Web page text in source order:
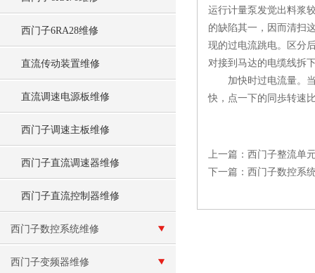
西门子6RA28维修
直流传动装置维修
直流调速电源板维修
西门子调速主板维修
西门子直流调速器维修
西门子直流控制器维修
西门子数控系统维修
西门子变频器维修
运行计量泵发觉出料浆
的缺陷其一，因而清扫
现的过电流跳电。区分
对接到马达的电缆线拆
加快时过电流量。当
快，点一下的同歩转速
上一篇： 西门子整流单
下一篇： 西门子数控系